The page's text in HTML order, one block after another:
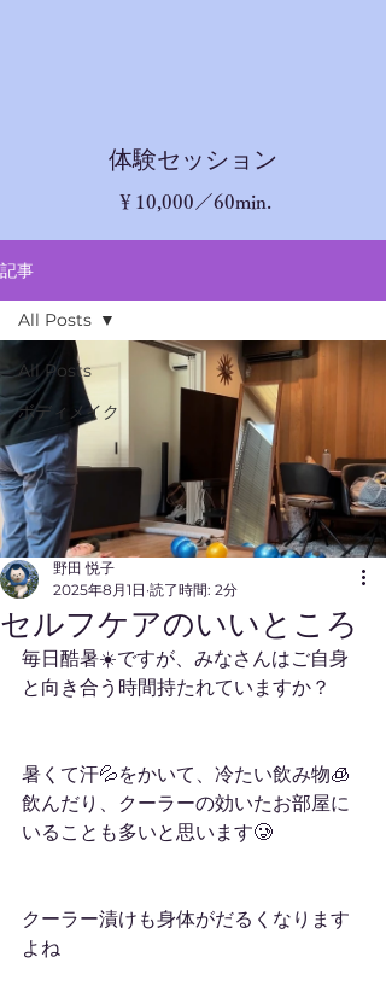
体験セッション
￥10, 000／60min.
記事
All Posts
ボディメイク
All Posts
セルフケアのいいところ
野田 悦子
2025年8月1日 読了時間: 2分
毎日酷暑☀️ですが、みなさんはご自身
と向き合う時間持たれていますか？
暑くて汗💦をかいて、冷たい飲み物🧊
飲んだり、クーラーの効いたお部屋に
いることも多いと思います🥲
クーラー漬けも身体がだるくなります
よね